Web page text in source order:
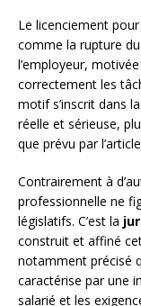
Le licenciement
comme la rupture
l’employeur,
correctement les
motif s’inscrit dans
réelle et sérieuse,
que prévu par
Contrairement à
professionnelle ne
législatifs. C’est la
construit et affiné
notamment précisé
caractérise par une
salarié et les